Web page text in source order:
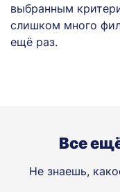
выбранным
слишком много
ещё раз.
Все
Не знаешь,